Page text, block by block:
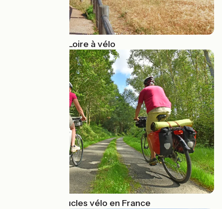
Les Pays de la Loire à vélo
15 grandes boucles vélo en France